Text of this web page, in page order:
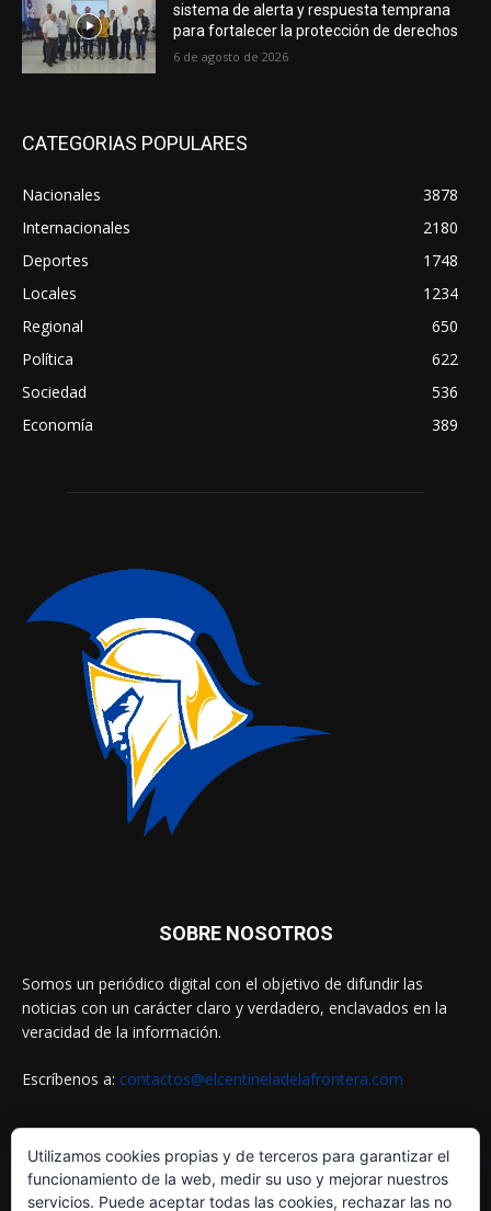
sistema de alerta y respuesta temprana
para fortalecer la protección de derechos
6 de agosto de 2026
CATEGORIAS POPULARES
Nacionales
3878
Internacionales
2180
Deportes
1748
Locales
1234
Regional
650
Política
622
Sociedad
536
Economía
389
SOBRE NOSOTROS
Somos un periódico digital con el objetivo de difundir las
noticias con un carácter claro y verdadero, enclavados en la
veracidad de la información.
Escríbenos a: contactos@elcentineladelafrontera.com
SIGUENOS EN
Utilizamos cookies propias y de terceros para garantizar el
funcionamiento de la web, medir su uso y mejorar nuestros
servicios. Puede aceptar todas las cookies, rechazar las no